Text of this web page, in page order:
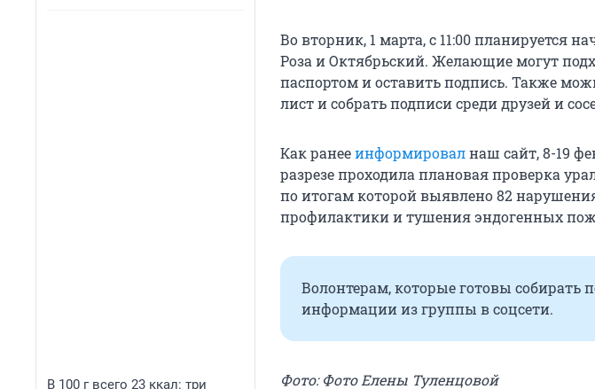
В 100 г всего 23 ккал: три
Во вторник, 1 марта, с 11:00 планируется
Роза и Октябрьский. Желающие могут
паспортом и оставить подпись. Также
лист и собрать подписи среди друзей и
Как ранееинформировалнаш сайт, 8-19
разрезе проходила плановая проверка
по итогам которой выявлено 82
профилактики и тушения эндогенных
Волонтерам, которые готовы собирать
информации из группы в соцсети.
Фото: Фото Елены Туленцовой